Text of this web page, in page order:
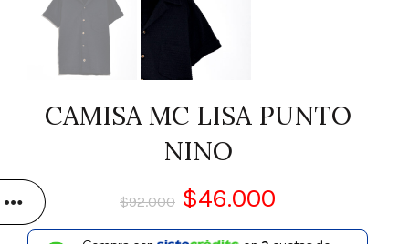
CAMISA MC LISA PUNTO
NINO
$92.000 $46.000